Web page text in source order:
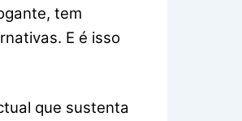
tem
E é isso
que sustenta